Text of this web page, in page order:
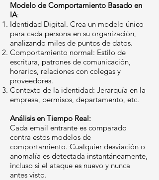
Modelo de Comportamiento Basado en
IA:
Identidad Digital. Crea un modelo único
para cada persona en su organización,
analizando miles de puntos de datos.
Comportamiento normal: Estilo de
escritura, patrones de comunicación,
horarios, relaciones con colegas y
proveedores.
Contexto de la identidad: Jerarquía en la
empresa, permisos, departamento, etc.
Análisis en Tiempo Real:
Cada email entrante es comparado
contra estos modelos de
comportamiento. Cualquier desviación o
anomalía es detectada instantáneamente,
incluso si el ataque es nuevo y nunca
antes visto.